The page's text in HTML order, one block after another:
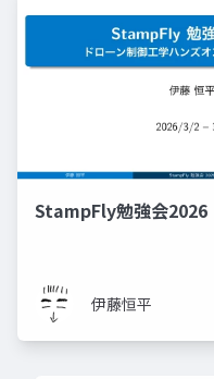
StampFly勉強会2026
伊藤恒平